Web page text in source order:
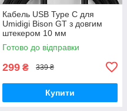
Кабель USB Type C для
Umidigi Bison GT з довгим
штекером 10 мм
Готово до відправки
299 ₴ 339 ₴
Купити